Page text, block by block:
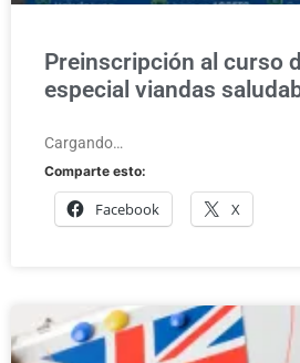
Preinscripción al curso
especial viandas
Cargando…
Comparte esto:
Facebook X